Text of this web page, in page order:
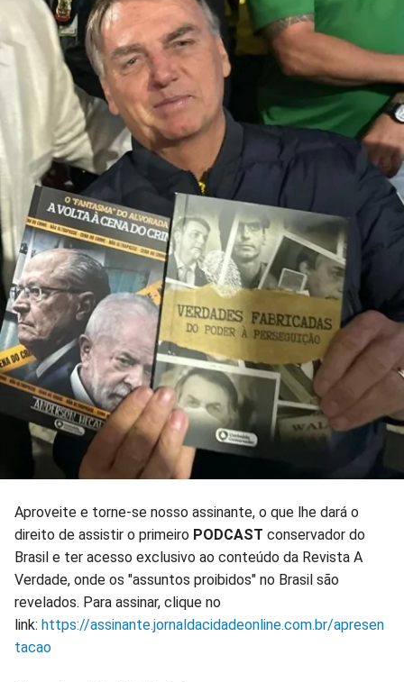
Aproveite e torne-se nosso assinante, o que lhe dará o
direito de assistir o primeiro PODCAST conservador do
Brasil e ter acesso exclusivo ao conteúdo da Revista A
Verdade, onde os "assuntos proibidos" no Brasil são
revelados. Para assinar, clique no
link: https://assinante.jornaldacidadeonline.com.br/apresen
tacao